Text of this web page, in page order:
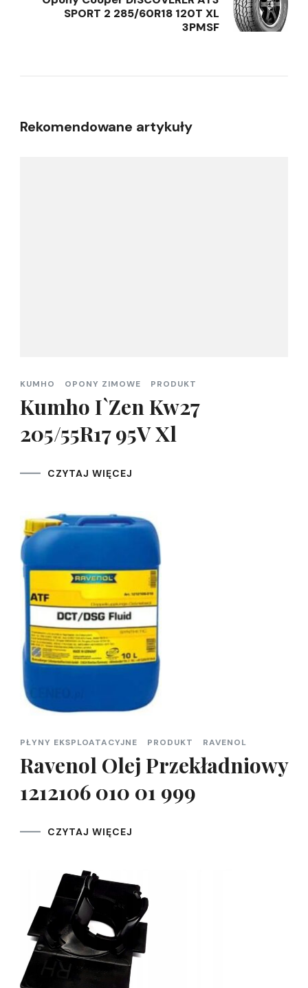
SPORT 2 285/60R18 120T XL
3PMSF
Rekomendowane artykuły
KUMHO OPONY ZIMOWE PRODUKT
Kumho I`Zen Kw27
205/55R17 95V Xl
CZYTAJ WIĘCEJ
PŁYNY EKSPLOATACYJNE PRODUKT RAVENOL
Ravenol Olej Przekładniowy
1212106 010 01 999
CZYTAJ WIĘCEJ